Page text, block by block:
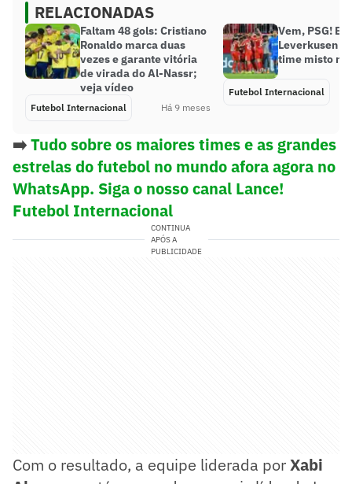
RELACIONADAS
Faltam 48 gols: Cristiano
Ronaldo marca duas
vezes e garante vitória
de virada do Al-Nassr;
veja vídeo
Futebol Internacional Há 9 meses
Vem, PSG!
Leverkusen
time misto na
Futebol Internacional
➡️Tudo sobre os maiores times e as grandes
estrelas do futebol no mundo afora agora no
WhatsApp. Siga o nosso canal Lance!
Futebol Internacional
CONTINUA
APÓS A
PUBLICIDADE
Com o resultado, a equipe liderada porXabi